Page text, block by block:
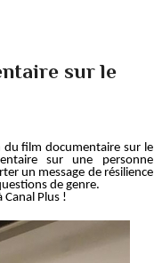
sur le
du film documentaire sur le
sur une personne
un message de résilience
de genre.
Plus !